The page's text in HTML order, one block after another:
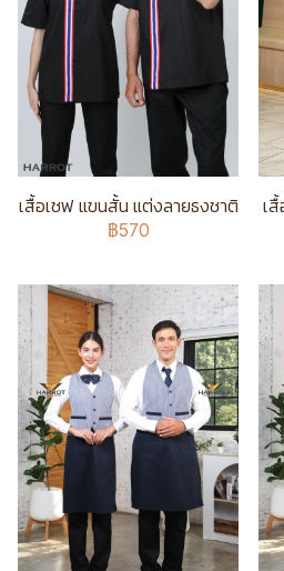
เสื้อเชฟ แขนสั้น แต่งลายธงชาติ
฿570
เ